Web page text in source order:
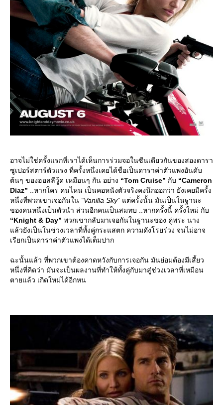
อาจไม่ใช่ครั้งแรกที่เราได้เห็นการร่วมจอในซีนเดียวกันของสองดารา
ซูเปอร์สตาร์ตัวแรง ที่ครั้งหนึ่งเคยได้ชื่อเป็นดาราค่าตัวแพงอันดับ
ต้นๆ ของฮอลลีวู้ด เหมือนๆ กัน อย่าง “Tom Cruise” กับ “Cameron
Diaz” ..หากใคร คนไหน เป็นคอหนังตัวจริงคงนึกออกว่า ยังเคยมีครั้ง
หนึ่งที่พวกเขาเจอกันใน “Vanilla Sky” ต่ครั้งนั้น มันเป็นในฐานะ
ของคนหนึ่งเป็นตัวนำ ส่วนอีกคนเป็นสมทบ ..หากครั้งนี้ ครั้งใหม่ กับ
“Knight & Day” พวกเขากลับมาเจอกันในฐานะของ คู่พระ นาง
ล้วยังเป็นในช่วงเวลาที่ทั้งคู่กระแสตก ความดังโรยร่วง จนไม่อาจ
เรียกเป็นดาราค่าตัวแพงได้เต็มปาก
ฉะนั้นแล้ว ที่พวกเขาต้องคาดหวังกับการเจอกัน มันย่อมต้องมีเสี้ยว
หนึ่งที่คิดว่า มันจะเป็นผลงานที่ทำให้ทั้งคู่กับมาสู่ช่วงเวลาที่เหมือน
ตายแล้ว เกิดใหม่ได้อีกหน